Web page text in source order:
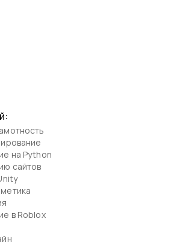
на Python
сайтов
в Roblox